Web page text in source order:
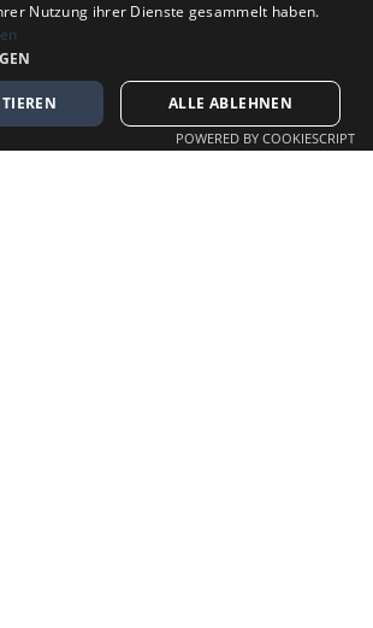
Nutzung ihrer Dienste gesammelt haben.
ALLE ABLEHNEN
POWERED BY COOKIESCRIPT